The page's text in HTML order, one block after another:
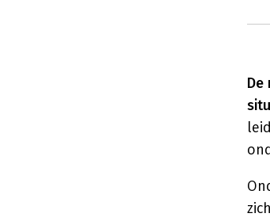
De